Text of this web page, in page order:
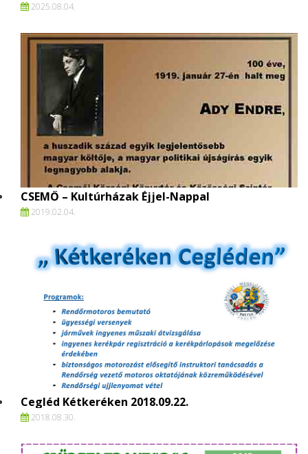
2025.08.04.
CSEMŐ – Kultúrházak Éjjel-Nappal
2019.02.04.
Cegléd Kétkeréken 2018.09.22.
2018.08.30.